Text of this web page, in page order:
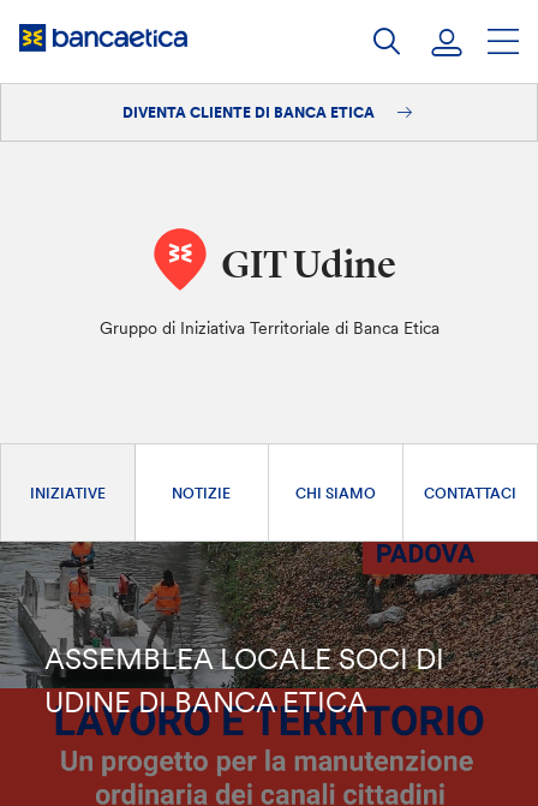
DIVENTA CLIENTE DI BANCA ETICA
GIT Udine
Gruppo di Iniziativa Territoriale di Banca Etica
INIZIATIVE NOTIZIE CHI SIAMO CONTATTACI
ASSEMBLEA LOCALE SOCI DI
UDINE DI BANCA ETICA